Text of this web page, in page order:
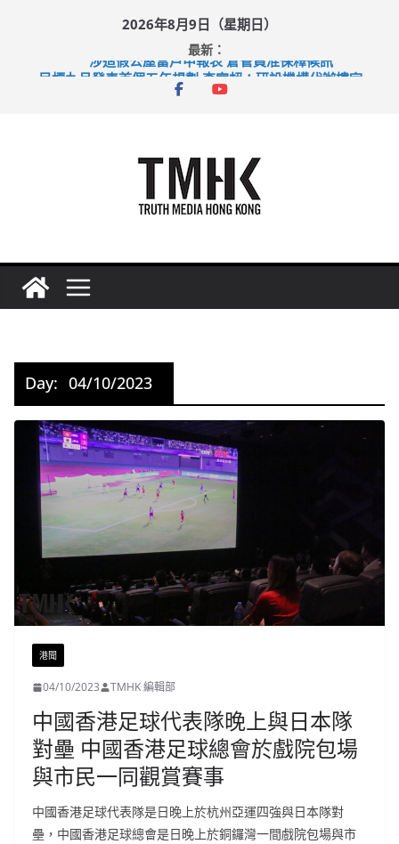
2026年8月9日（星期日）
最新：
涉造假公屋富戶申報表 倉管員准保釋候訊
Day: 04/10/2023
港聞
04/10/2023 TMHK 編輯部
中國香港足球代表隊晚上與日本隊
對壘 中國香港足球總會於戲院包場
與市民一同觀賞賽事
中國香港足球代表隊是日晚上於杭州亞運四強與日本隊對
壘，中國香港足球總會是日晚上於銅鑼灣一間戲院包場與市